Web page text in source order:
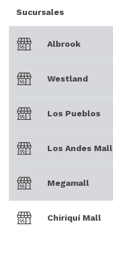
Sucursales
Albrook
Westland
Los Pueblos
Los Andes Mall
Megamall
Chiriquí Mall